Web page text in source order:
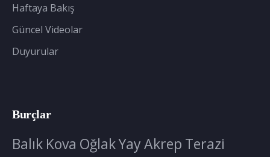
Haftaya Bakış
Güncel Videolar
Duyurular
Burçlar
Balık Kova OğlakYayAkrep Terazi